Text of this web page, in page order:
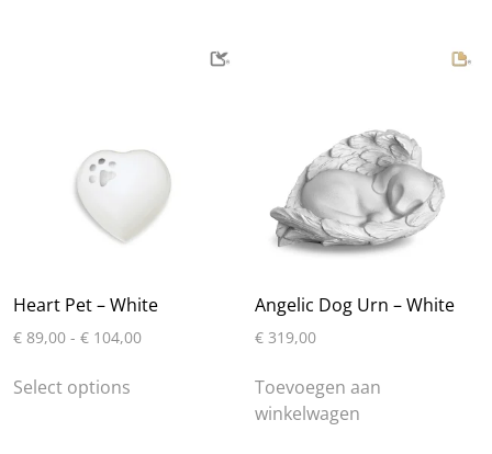
variaties.
kan
gekozen
worden
op
de
Heart Pet – White
€ 89,00 - € 104,00Prijsklasse:
Select options
Angelic Dog Urn – White
€ 319,00
Toevoegen aan
winkelwagen